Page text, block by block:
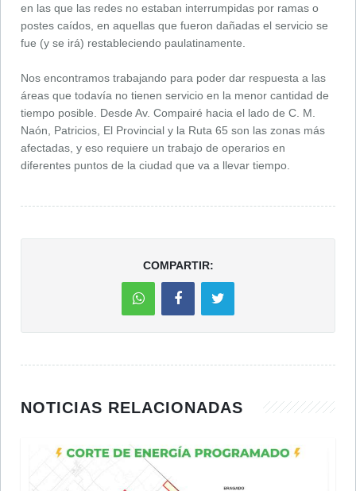
en las que las redes no estaban interrumpidas por ramas o
postes caídos, en aquellas que fueron dañadas el servicio se
fue (y se irá) restableciendo paulatinamente.
Nos encontramos trabajando para poder dar respuesta a las
áreas que todavía no tienen servicio en la menor cantidad de
tiempo posible. Desde Av. Compairé hacia el lado de C. M.
Naón, Patricios, El Provincial y la Ruta 65 son las zonas más
afectadas, y eso requiere un trabajo de operarios en
diferentes puntos de la ciudad que va a llevar tiempo.
COMPARTIR:
NOTICIAS RELACIONADAS